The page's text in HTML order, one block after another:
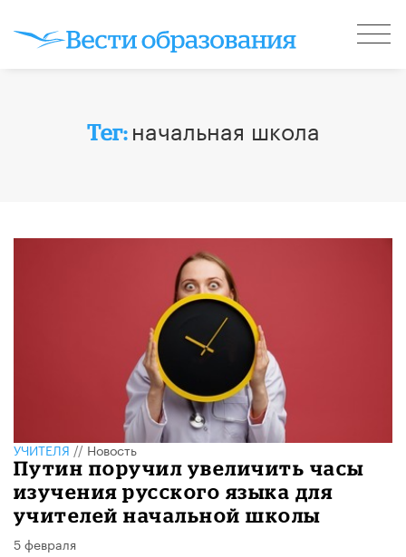
Тег: начальная школа
УЧИТЕЛЯ//Новость
Путин поручил увеличить часы
изучения русского языка для
учителей начальной школы
5 февраля